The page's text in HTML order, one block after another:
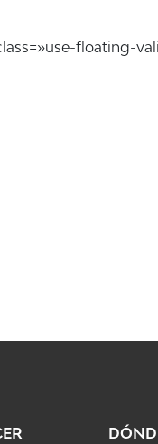
floating-